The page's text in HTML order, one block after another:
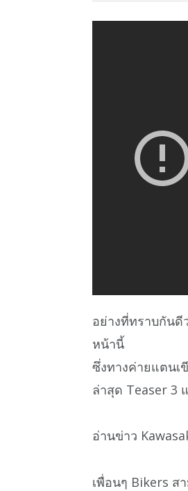
อย่างที่ทราบกันดี
หน้านี้
ซึ่งทางค่ายแตนเ
ล่าสุด Teaser 3
อ่านข่าว
เพื่อนๆ Bikers ส